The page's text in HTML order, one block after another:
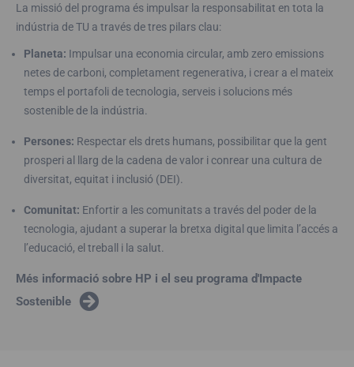
La missió del programa és impulsar la responsabilitat en tota la
indústria de TU a través de tres pilars clau:
Planeta: Impulsar una economia circular, amb zero emissions
netes de carboni, completament regenerativa, i crear a el mateix
temps el portafoli de tecnologia, serveis i solucions més
sostenible de la indústria.
Persones: Respectar els drets humans, possibilitar que la gent
prosperi al llarg de la cadena de valor i conrear una cultura de
diversitat, equitat i inclusió (DEI).
Comunitat: Enfortir a les comunitats a través del poder de la
tecnologia, ajudant a superar la bretxa digital que limita l’accés a
l’educació, el treball i la salut.
Més informació sobre HP i el seu programa d'Impacte
Sostenible